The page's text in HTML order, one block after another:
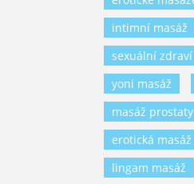
intimní masáž
sexuální zdraví
yoni masáž
masáž prostaty
erotická masáž
lingam masáž